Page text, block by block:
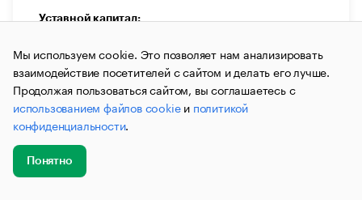
Уставной капитал:
2352044959
ОГРН:
1092352000751
Выручка:
0 ₽
Мы используем cookie. Это позволяет нам анализировать
взаимодействие посетителей с сайтом и делать его лучше.
Продолжая пользоваться сайтом, вы соглашаетесь с
использованием файлов cookieи политикой
конфиденциальности.
Понятно